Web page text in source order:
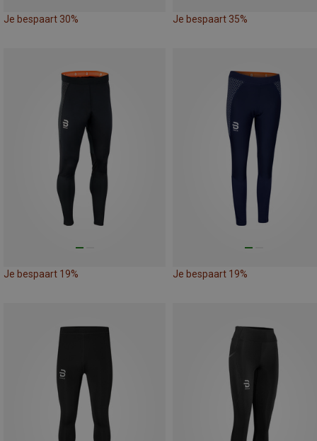
Je bespaart 30% Je bespaart 35%
Je bespaart 19% Je bespaart 19%